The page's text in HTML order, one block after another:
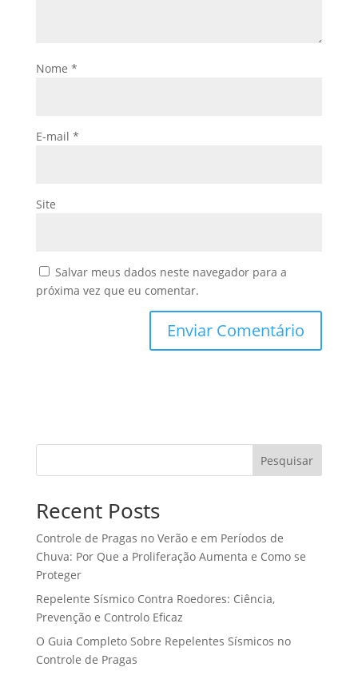
Nome *
E-mail *
Site
Salvar meus dados neste navegador para a
próxima vez que eu comentar.
Pesquisar
Recent Posts
Controle de Pragas no Verão e em Períodos de
Chuva: Por Que a Proliferação Aumenta e Como se
Proteger
Repelente Sísmico Contra Roedores: Ciência,
Prevenção e Controlo Eficaz
O Guia Completo Sobre Repelentes Sísmicos no
Controle de Pragas